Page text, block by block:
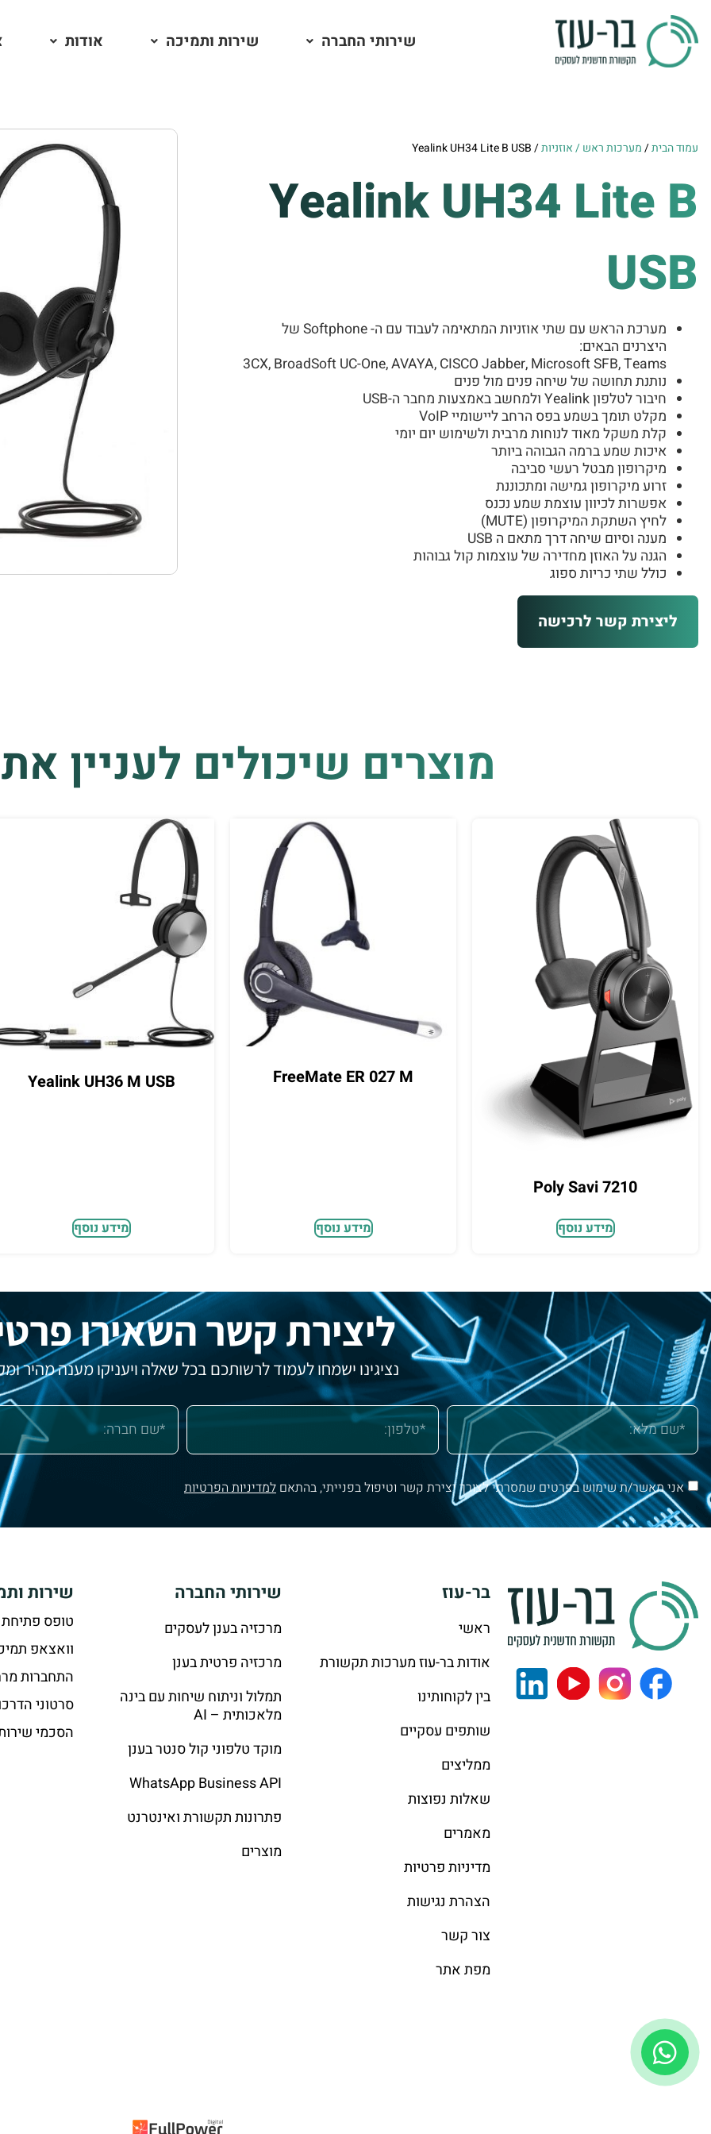
שירותי החברה שירות ותמיכה אודות
עמוד הבית/מערכות ראש / אוזניות/ Yealink UH34 Lite B USB
Yealink UH34 Lite B
USB
מערכת הראש עם שתי אוזניות המתאימה לעבוד עם ה- Softphone של
היצרנים הבאים:
3CX, BroadSoft UC-One, AVAYA, CISCO Jabber, Microsoft SFB, Teams
נותנת תחושה של שיחה פנים מול פנים
חיבור לטלפון Yealink ולמחשב באמצעות מחבר ה-USB
מקלט תומך בשמע בפס הרחב ליישומיי VoIP
קלת משקל מאוד לנוחות מרבית ולשימוש יום יומי
איכות שמע ברמה הגבוהה ביותר
מיקרופון מבטל רעשי סביבה
זרוע מיקרופון גמישה ומתכוננת
אפשרות לכיוון עוצמת שמע נכנס
לחיץ השתקת המיקרופון (MUTE)
מענה וסיום שיחה דרך מתאם ה USB
הגנה על האוזן מחדירה של עוצמות קול גבוהות
כולל שתי כריות ספוג
ליצירת קשר לרכישה
מוצרים שיכולים לעניין
Poly Savi 7210
מידע נוסף
FreeMate ER 027 M
מידע נוסף
Yealink UH36 M USB
מידע נוסף
ליצירת קשר השאירו
נציגינו ישמחו לעמוד לרשותכם בכל שאלה ויעניקו מענה מהיר
אני מאשר/ת שימוש בפרטים שמסרתי לצורך יצירת קשר וטיפול בפנייתי, בהתאם למדיניות הפרטיות
בר-עוז
ראשי
אודות בר-עוז מערכות תקשורת
בין לקוחותינו
שותפים עסקיים
ממליצים
שאלות נפוצות
מאמרים
מדיניות פרטיות
הצהרת נגישות
צור קשר
מפת אתר
שירותי החברה
מרכזיה בענן לעסקים
מרכזיה פרטית בענן
תמלול וניתוח שיחות עם בינה
מלאכותית – AI
מוקד טלפוני קול סנטר בענן
WhatsApp Business API
פתרונות תקשורת ואינטרנט
מוצרים
שירות
טופס
וואצאפ
התחברות
סרטוני
הסכמי